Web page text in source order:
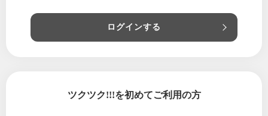
ログインする
ツクツク!!!を初めてご利用の方